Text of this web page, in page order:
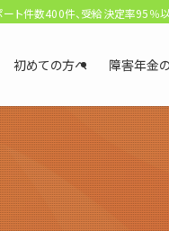
ト件数400件、受給決定率95％
初めての方へ 障害年金